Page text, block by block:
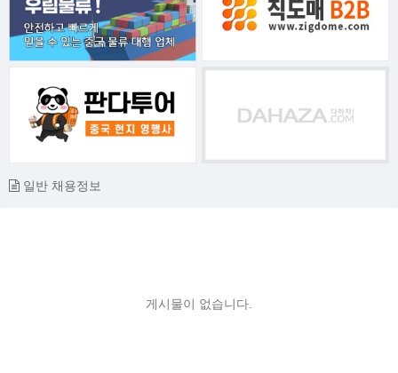
일반 채용정보
게시물이 없습니다.